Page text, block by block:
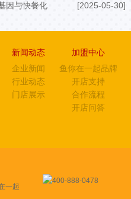
[2025-05-30]
因与快餐化
新闻动态
企业新闻
行业动态
门店展示
加盟中心
鱼你在一起品牌
开店支持
合作流程
开店问答